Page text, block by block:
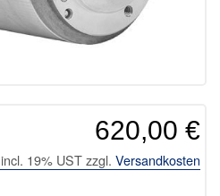
620,00 €
incl. 19% UST zzgl. Versandkosten